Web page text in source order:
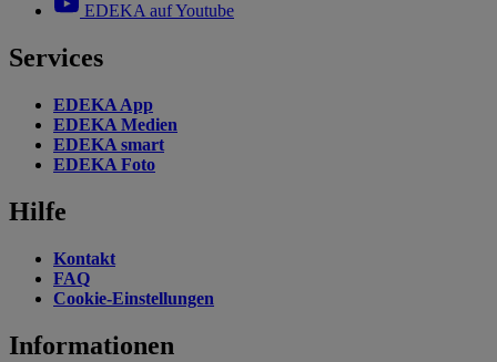
EDEKA auf Youtube
Services
EDEKA App
EDEKA Medien
EDEKA smart
EDEKA Foto
Hilfe
Kontakt
FAQ
Cookie-Einstellungen
Informationen